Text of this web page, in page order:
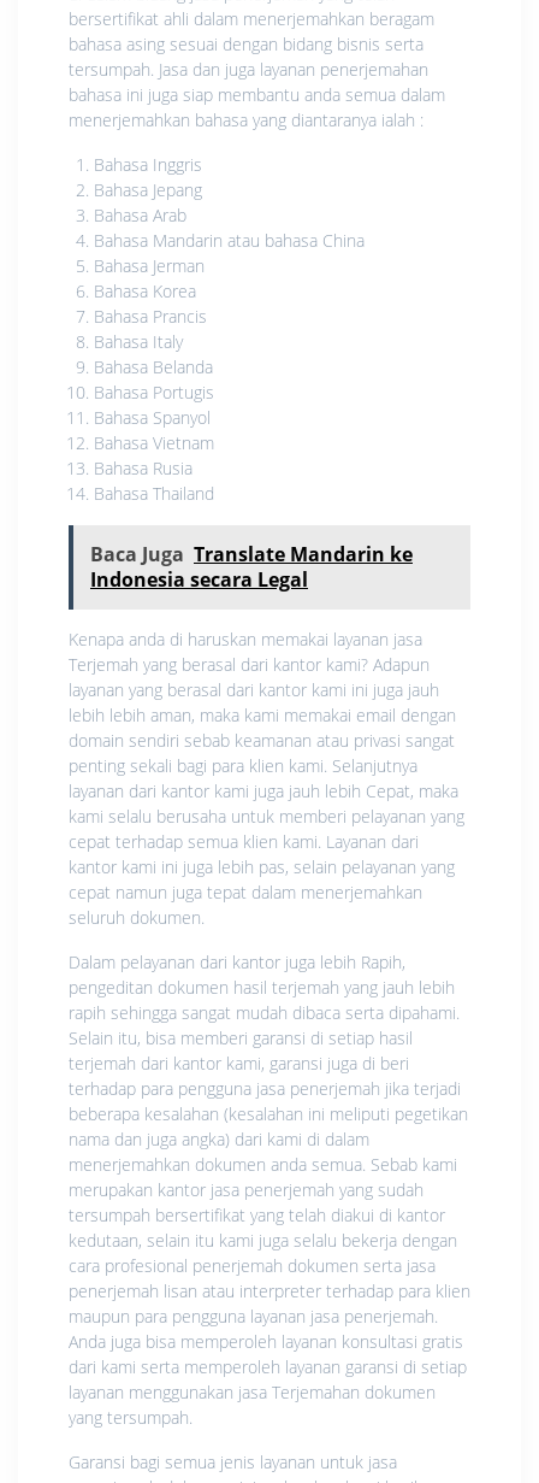
bersertifikat ahli dalam menerjemahkan beragam
bahasa asing sesuai dengan bidang bisnis serta
tersumpah. Jasa dan juga layanan penerjemahan
bahasa ini juga siap membantu anda semua dalam
menerjemahkan bahasa yang diantaranya ialah :
Bahasa Inggris
Bahasa Jepang
Bahasa Arab
Bahasa Mandarin atau bahasa China
Bahasa Jerman
Bahasa Korea
Bahasa Prancis
Bahasa Italy
Bahasa Belanda
Bahasa Portugis
Bahasa Spanyol
Bahasa Vietnam
Bahasa Rusia
Bahasa Thailand
Baca Juga Translate Mandarin ke
Indonesia secara Legal
Kenapa anda di haruskan memakai layanan jasa
Terjemah yang berasal dari kantor kami? Adapun
layanan yang berasal dari kantor kami ini juga jauh
lebih lebih aman, maka kami memakai email dengan
domain sendiri sebab keamanan atau privasi sangat
penting sekali bagi para klien kami. Selanjutnya
layanan dari kantor kami juga jauh lebih Cepat, maka
kami selalu berusaha untuk memberi pelayanan yang
cepat terhadap semua klien kami. Layanan dari
kantor kami ini juga lebih pas, selain pelayanan yang
cepat namun juga tepat dalam menerjemahkan
seluruh dokumen.
Dalam pelayanan dari kantor juga lebih Rapih,
pengeditan dokumen hasil terjemah yang jauh lebih
rapih sehingga sangat mudah dibaca serta dipahami.
Selain itu, bisa memberi garansi di setiap hasil
terjemah dari kantor kami, garansi juga di beri
terhadap para pengguna jasa penerjemah jika terjadi
beberapa kesalahan (kesalahan ini meliputi pegetikan
nama dan juga angka) dari kami di dalam
menerjemahkan dokumen anda semua. Sebab kami
merupakan kantor jasa penerjemah yang sudah
tersumpah bersertifikat yang telah diakui di kantor
kedutaan, selain itu kami juga selalu bekerja dengan
cara profesional penerjemah dokumen serta jasa
penerjemah lisan atau interpreter terhadap para klien
maupun para pengguna layanan jasa penerjemah.
Anda juga bisa memperoleh layanan konsultasi gratis
dari kami serta memperoleh layanan garansi di setiap
layanan menggunakan jasa Terjemahan dokumen
yang tersumpah.
Garansi bagi semua jenis layanan untuk jasa